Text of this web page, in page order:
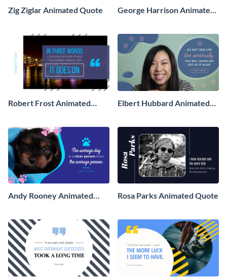
Zig Ziglar Animated Quote
George Harrison Animated
Robert Frost Animated
Elbert Hubbard Animated
Andy Rooney Animated
Rosa Parks Animated Quote